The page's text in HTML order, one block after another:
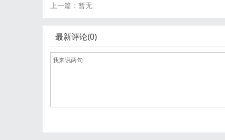
上一篇：暂无
最新评论(0)